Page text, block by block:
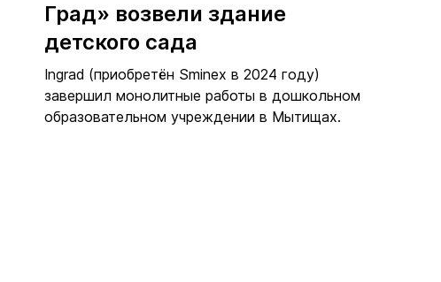
Град» возвели здание
детского сада
Ingrad (приобретён Sminex в 2024 году)
завершил монолитные работы в дошкольном
образовательном учреждении в Мытищах.